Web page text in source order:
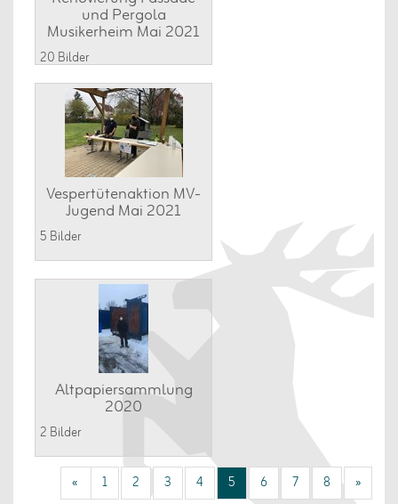
und Pergola
Musikerheim Mai 2021
20 Bilder
Vespertütenaktion MV-
Jugend Mai 2021
5 Bilder
Altpapiersammlung
2020
2 Bilder
« 1 2 3 4 5 6 7 8 »